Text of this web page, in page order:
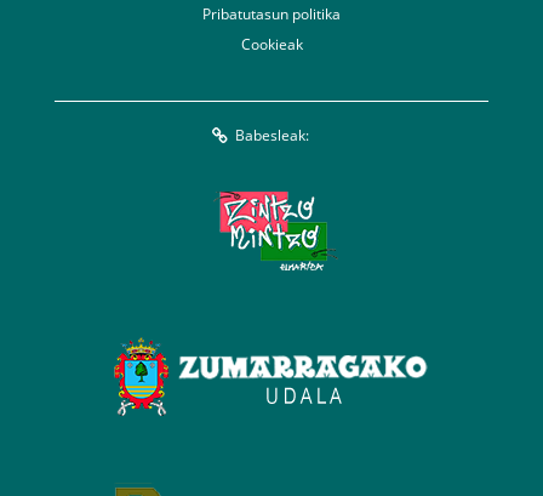
Pribatutasun politika
Cookieak
Babesleak: